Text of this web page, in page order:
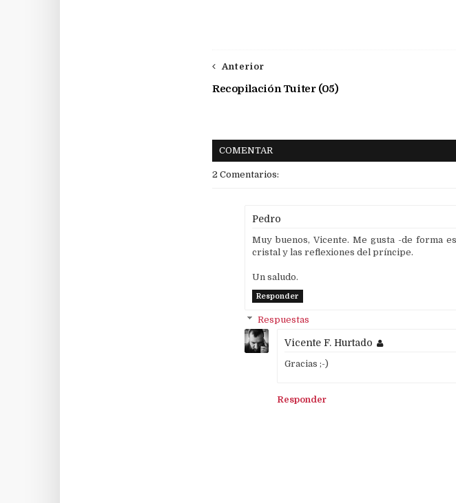
Anterior
Recopilación Tuiter (05)
COMENTAR
2 Comentarios:
Pedro
Muy buenos, Vicente. Me gusta -de forma
cristal y las reflexiones del príncipe.
Un saludo.
Responder
Respuestas
Vicente F. Hurtado
Gracias ;-)
Responder